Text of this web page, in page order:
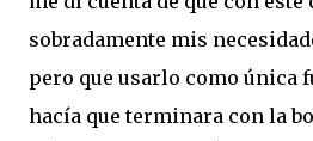
sobradamente mis
pero que usarlo como única
hacía que terminara con la